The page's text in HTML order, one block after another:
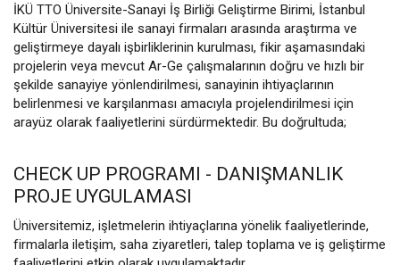
İKÜ TTO Üniversite-Sanayi İş Birliği Geliştirme Birimi, İstanbul
Kültür Üniversitesi ile sanayi firmaları arasında araştırma ve
geliştirmeye dayalı işbirliklerinin kurulması, fikir aşamasındaki
projelerin veya mevcut Ar-Ge çalışmalarının doğru ve hızlı bir
şekilde sanayiye yönlendirilmesi, sanayinin ihtiyaçlarının
belirlenmesi ve karşılanması amacıyla projelendirilmesi için
arayüz olarak faaliyetlerini sürdürmektedir. Bu doğrultuda;
CHECK UP PROGRAMI - DANIŞMANLIK
PROJE UYGULAMASI
Üniversitemiz, işletmelerin ihtiyaçlarına yönelik faaliyetlerinde,
firmalarla iletişim, saha ziyaretleri, talep toplama ve iş geliştirme